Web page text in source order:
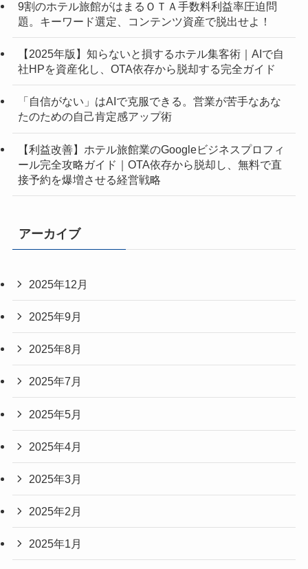
9割のホテル旅館がはまるＯＴＡ手数料利益率圧迫問
題。キーワード選定、コンテンツ資産で脱出せよ！
【2025年版】知らないと損するホテル集客術｜AIで自
社HPを資産化し、OTA依存から脱却する完全ガイド
「自信がない」はAIで克服できる。営業が苦手なあな
たのための自己肯定感アップ術
【利益改善】ホテル旅館業のGoogleビジネスプロフィ
ール完全攻略ガイド｜OTA依存から脱却し、無料で直
接予約を爆増させる経営戦略
アーカイブ
2025年12月
2025年9月
2025年8月
2025年7月
2025年5月
2025年4月
2025年3月
2025年2月
2025年1月